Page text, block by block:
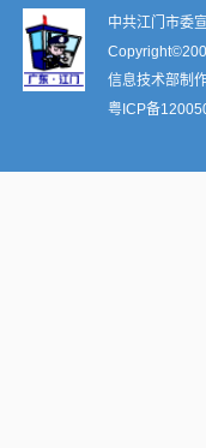
中共江门市委
信息技术部制
粤ICP备